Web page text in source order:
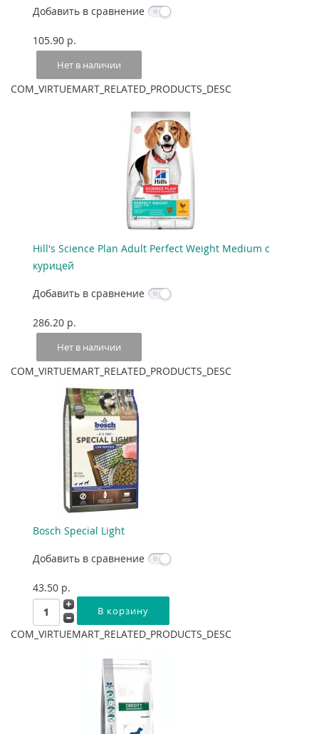
Добавить в сравнение
105.90 p.
Нет в наличии
COM_VIRTUEMART_RELATED_PRODUCTS_DESC
Hill's Science Plan Adult Perfect Weight Medium с
курицей
Добавить в сравнение
286.20 p.
Нет в наличии
COM_VIRTUEMART_RELATED_PRODUCTS_DESC
Bosch Special Light
Добавить в сравнение
43.50 p.
COM_VIRTUEMART_RELATED_PRODUCTS_DESC